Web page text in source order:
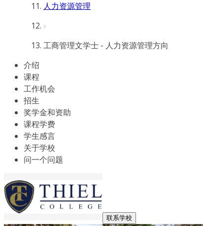
人力资源管理
工商管理文学士 - 人力资源管理方向
介绍
课程
工作机会
招生
奖学金和资助
课程学费
学生感言
关于学校
问一个问题
联系学校